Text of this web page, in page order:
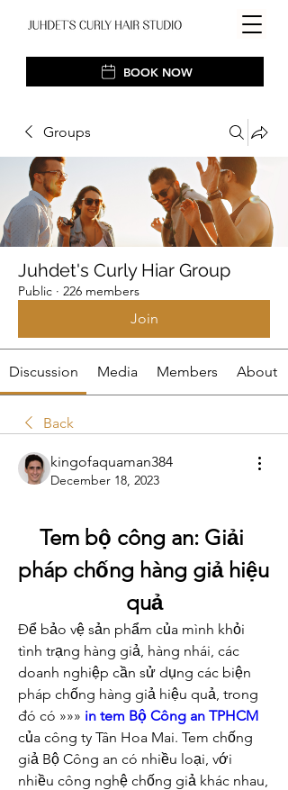
BOOK NOW
Groups
Juhdet's Curly Hiar Group
Public · 226 members
Join
Discussion Media Members About
Back
kingofaquaman384
December 18, 2023
Tem bộ công an: Giải
pháp chống hàng giả hiệu
quả
Để bảo vệ sản phẩm của mình khỏi
tình trạng hàng giả, hàng nhái, các
doanh nghiệp cần sử dụng các biện
pháp chống hàng giả hiệu quả, trong
đó có »»» in tem Bộ Công an TPHCM
của công ty Tân Hoa Mai. Tem chống
giả Bộ Công an có nhiều loại, với
nhiều công nghệ chống giả khác nhau,